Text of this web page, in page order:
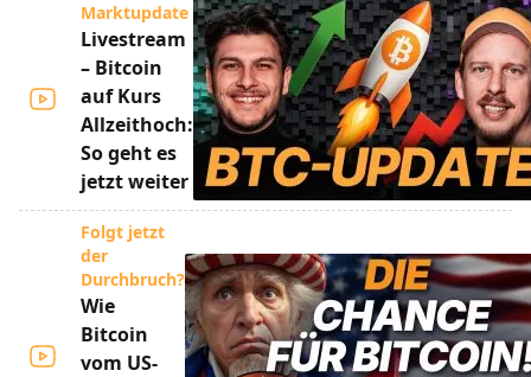
Marktupdate
Livestream
– Bitcoin
auf Kurs
Allzeithoch:
So geht es
jetzt weiter
Folgt jetzt
der
Durchbruch?
Wie
Bitcoin
vom US-